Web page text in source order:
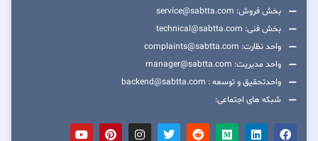
بخش فروش: service@sabtta.com
بخش فنی: technical@sabtta.com
واحد نظارت: complaints@sabtta.com
واحد مدیریت: manager@sabtta.com
واحدتحقیق و توسعه : backend@sabtta.com
شبکه های اجتماعی: